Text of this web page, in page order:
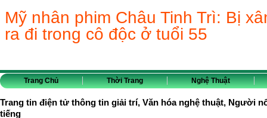
Mỹ nhân phim Châu Tinh Trì: Bị
ra đi trong cô độc ở tuổi 55
Trang Chủ Thời Trang Nghệ Thuật
Trang tin điện tử thông tin giải trí, Văn hóa nghệ thuật, Người
tiếng